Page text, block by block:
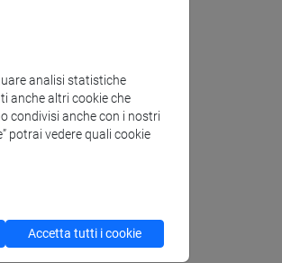
analisi statistiche
anche altri cookie che
condivisi anche con i nostri
potrai vedere quali cookie
Accetta tutti i cookie